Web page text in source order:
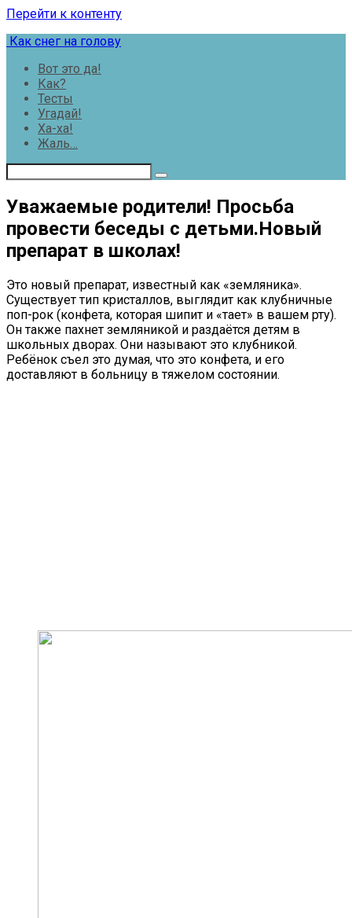
Перейти к контенту
Как снег на голову
Вот это да!
Как?
Тесты
Угадай!
Ха-ха!
Жаль…
Уважаемые родители! Просьба
провести беседы с детьми.Новый
препарат в школах!
Это новый препарат, известный как «земляника».
Существует тип кристаллов, выглядит как клубничные
поп-рок (конфета, которая шипит и «тает» в вашем рту).
Он также пахнет земляникой и раздаётся детям в
школьных дворах. Они называют это клубникой.
Ребёнок съел это думая, что это конфета, и его
доставляют в больницу в тяжелом состоянии.